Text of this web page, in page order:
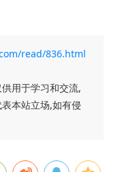
read/836.html
用于学习和交流,
本站立场,如有侵